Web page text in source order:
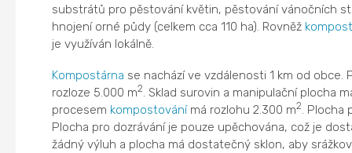
substrátů pro pěstování květin, pěstování vánočních
hnojení orné půdy (celkem cca 110 ha). Rovněž kompost
je využíván lokálně.
Kompostárna se nachází ve vzdálenosti 1 km od obce.
rozloze 5.000 m2 . Sklad surovin a manipulační plocha
procesem kompostovánímá rozlohu 2.300 m2 .
Plocha pro dozrávání je pouze upěchována, což je
žádný výluh a plocha má dostatečný sklon, aby